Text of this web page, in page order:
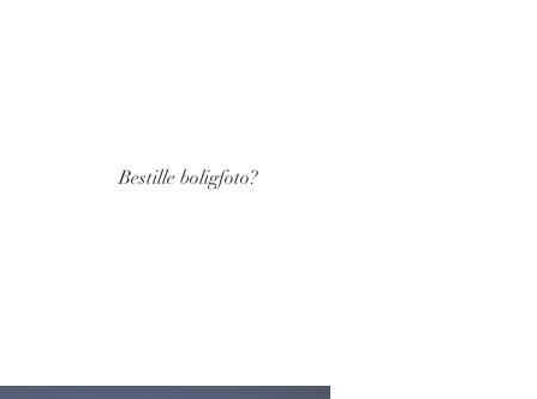
Bestille boligfoto?